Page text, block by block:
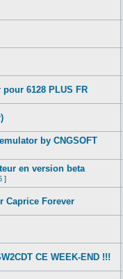
6128 PLUS FR
by CNGSOFT
en version beta
]
Caprice Forever
CE WEEK-END !!!